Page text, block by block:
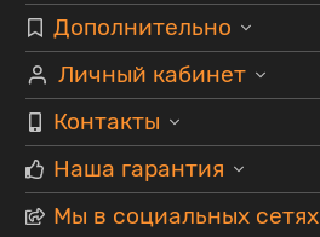
Дополнительно
Личный кабинет
Контакты
Наша гарантия
Мы в социальных сетях